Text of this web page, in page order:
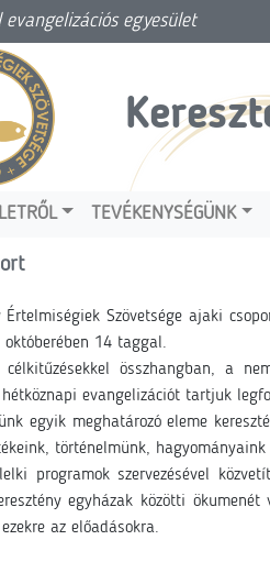
evangelizációs egyesület
TEVÉKENYSÉGÜNK
Értelmiségiek Szövetsége ajaki
14 taggal.
célkitűzésekkel összhangban, a
evangelizációt tartjuk
egyik meghatározó eleme
történelmünk,
programok szervezésével
egyházak közötti ökumenét
az előadásokra.